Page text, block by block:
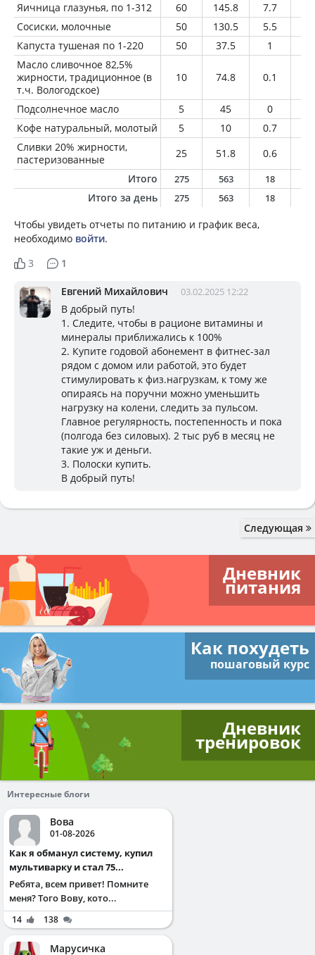
Яичница глазунья, по 1-312
60 145.8 7.7
Сосиски, молочные
50 130.5 5.5
Капуста тушеная по 1-220
50 37.5 1
Масло сливочное 82,5%
жирности, традиционное (в
т.ч. Вологодское)
10 74.8 0.1
Подсолнечное масло 5 45 0
Кофе натуральный, молотый
5 10 0.7
Сливки 20% жирности,
пастеризованные
25 51.8 0.6
Итого
275 563 18
Итого за день 275 563 18
Чтобы увидеть отчеты по питанию и график веса,
необходимо войти.
3
1
Евгений Михайлович 03.02.2025 12:22
В добрый путь!
1. Следите, чтобы в рационе витамины и
минералы приближались к 100%
2. Купите годовой абонемент в фитнес-зал
рядом с домом или работой, это будет
стимулировать к физ.нагрузкам, к тому же
опираясь на поручни можно уменьшить
нагрузку на колени, следить за пульсом.
Главное регулярность, постепенность и пока
(полгода без силовых). 2 тыс руб в месяц не
такие уж и деньги.
3. Полоски купить.
В добрый путь!
Следующая
Дневник
питания
Как похудеть
пошаговый курс
Дневник
тренировок
Интересные блоги
Вова
01-08-2026
Как я обманул систему, купил
мультиварку и стал 75...
Ребята, всем привет! Помните
меня? Того Вову, кото...
14 138
Марусичка